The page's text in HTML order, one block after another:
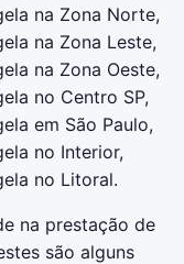
na Zona Norte,
na Zona Leste,
na Zona Oeste,
no Centro SP,
em São Paulo,
no Interior,
no Litoral.
na prestação de
são alguns